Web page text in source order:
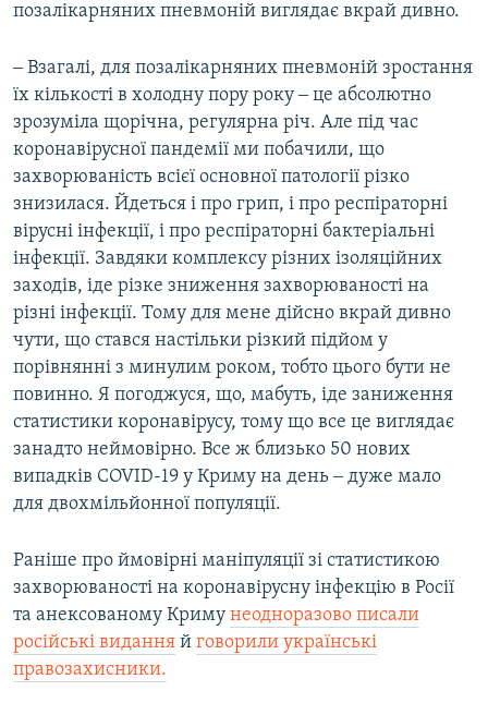
позалікарняних пневмоній виглядає вкрай дивно.
‒ Взагалі, для позалікарняних пневмоній зростання
їх кількості в холодну пору року ‒ це абсолютно
зрозуміла щорічна, регулярна річ. Але під час
коронавірусної пандемії ми побачили, що
захворюваність всієї основної патології різко
знизилася. Йдеться і про грип, і про респіраторні
вірусні інфекції, і про респіраторні бактеріальні
інфекції. Завдяки комплексу різних ізоляційних
заходів, іде різке зниження захворюваності на
різні інфекції. Тому для мене дійсно вкрай дивно
чути, що стався настільки різкий підйом у
порівнянні з минулим роком, тобто цього бути не
повинно. Я погоджуся, що, мабуть, іде заниження
статистики коронавірусу, тому що все це виглядає
занадто неймовірно. Все ж близько 50 нових
випадків COVID-19 у Криму на день ‒ дуже мало
для двохмільйонної популяції.
Раніше про ймовірні маніпуляції зі статистикою
захворюваності на коронавірусну інфекцію в Росії
та анексованому Криму неодноразово писали
російські видання й говорили українські
правозахисники.